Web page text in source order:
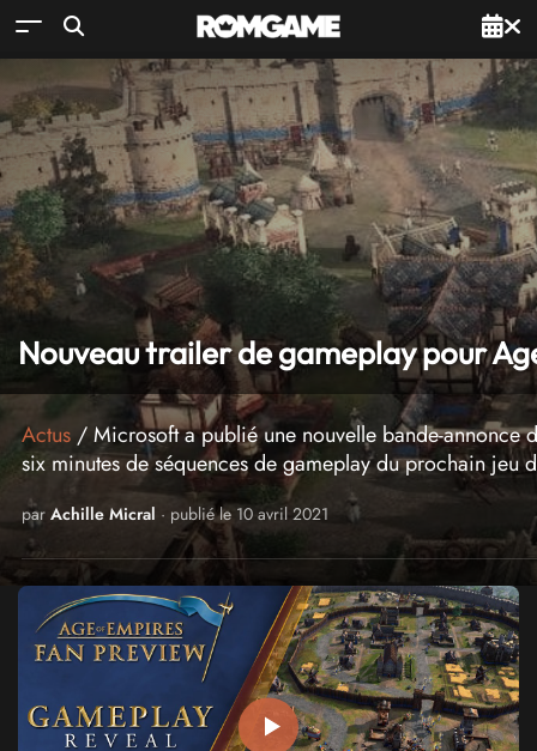
Nouveau trailer de gameplay pour
Actus / Microsoft a publié une nouvelle bande-annonce
six minutes de séquences de gameplay du prochain jeu
par Achille Micral · publié le 10 avril 2021